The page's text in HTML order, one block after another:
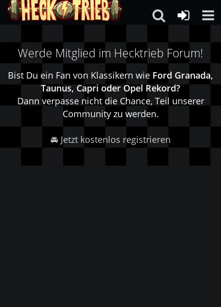
Werde Mitglied im Hecktrieb Forum!
Bist Du ein Fan von Klassikern wie Ford Granada,
Taunus, Capri oder Opel Rekord?
Dann verpasse nicht die Chance, Teil unserer
Community zu werden.
🚘 Jetzt kostenlos registrieren